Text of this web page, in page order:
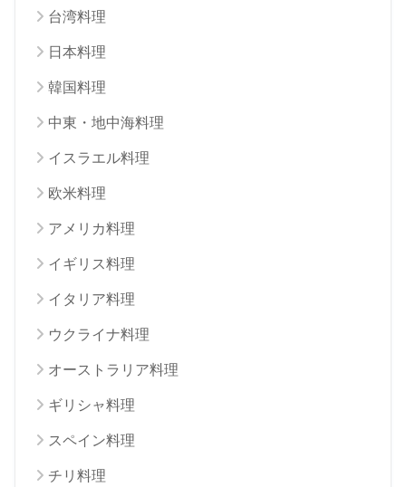
台湾料理
日本料理
韓国料理
中東・地中海料理
イスラエル料理
欧米料理
アメリカ料理
イギリス料理
イタリア料理
ウクライナ料理
オーストラリア料理
ギリシャ料理
スペイン料理
チリ料理